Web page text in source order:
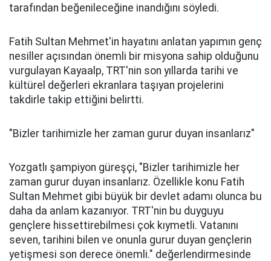
tarafından beğenileceğine inandığını söyledi.
Fatih Sultan Mehmet'in hayatını anlatan yapımın genç
nesiller açısından önemli bir misyona sahip olduğunu
vurgulayan Kayaalp, TRT'nin son yıllarda tarihi ve
kültürel değerleri ekranlara taşıyan projelerini
takdirle takip ettiğini belirtti.
"Bizler tarihimizle her zaman gurur duyan insanlarız"
Yozgatlı şampiyon güreşçi, "Bizler tarihimizle her
zaman gurur duyan insanlarız. Özellikle konu Fatih
Sultan Mehmet gibi büyük bir devlet adamı olunca bu
daha da anlam kazanıyor. TRT'nin bu duyguyu
gençlere hissettirebilmesi çok kıymetli. Vatanını
seven, tarihini bilen ve onunla gurur duyan gençlerin
yetişmesi son derece önemli." değerlendirmesinde